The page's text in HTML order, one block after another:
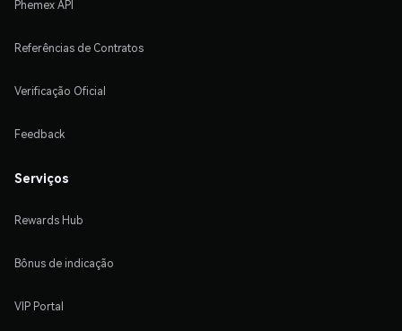
Phemex API
Referências de Contratos
Verificação Oficial
Feedback
Serviços
Rewards Hub
Bônus de indicação
VIP Portal